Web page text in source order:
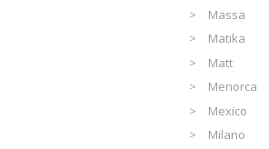
Massa
Matika
Matt
Menorca
Mexico
Milano